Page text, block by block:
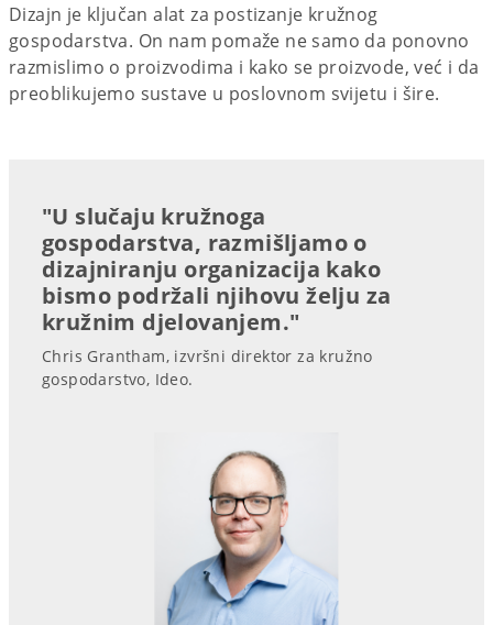
Dizajn je ključan alat za postizanje kružnog
gospodarstva. On nam pomaže ne samo da ponovno
razmislimo o proizvodima i kako se proizvode, već i da
preoblikujemo sustave u poslovnom svijetu i šire.
"U slučaju kružnoga
gospodarstva, razmišljamo o
dizajniranju organizacija kako
bismo podržali njihovu želju za
kružnim djelovanjem."
Chris Grantham, izvršni direktor za kružno
gospodarstvo, Ideo.